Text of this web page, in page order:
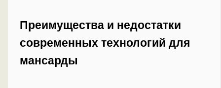
Преимущества и недостатки
современных технологий для
мансарды